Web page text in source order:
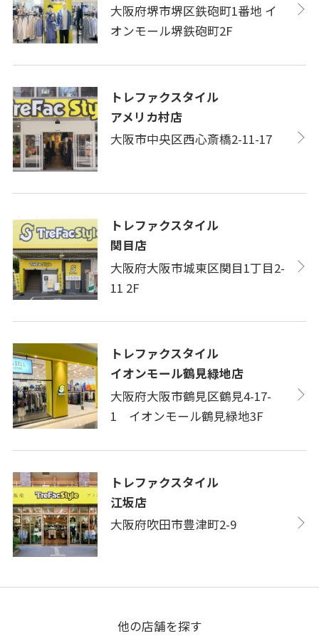
大阪府堺市堺区鉄砲町1番地 イ
オンモール堺鉄砲町2F
トレファクスタイル
アメリカ村店
大阪市中央区西心斎橋2-11-17
トレファクスタイル
関目店
大阪府大阪市城東区関目1丁目2-
11 2F
トレファクスタイル
イオンモール鶴見緑地店
大阪府大阪市鶴見区鶴見4-17-
1 イオンモール鶴見緑地3F
トレファクスタイル
江坂店
大阪府吹田市豊津町2-9
他の店舗を探す